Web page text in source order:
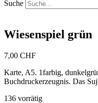
Suche
Wiesenspiel grün
7,00 CHF
Karte, A5. 1farbig,
Buchdruck­erzeugnis. Das
136 vorrätig